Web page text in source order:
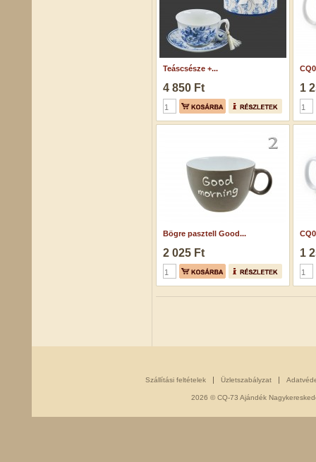
Teáscsésze +...
4 850 Ft 1
Bögre pasztell Good...
2 025 Ft 1
Szállítási feltételek Üzletszabályzat
2026 © CQ-73 Ajándék